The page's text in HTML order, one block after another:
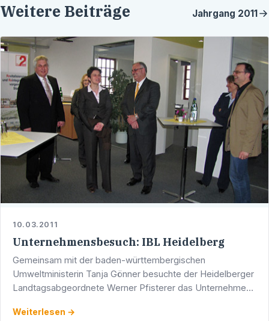
Weitere Beiträge Jahrgang 2011
10.03.2011
Unternehmensbesuch: IBL Heidelberg
Gemeinsam mit der baden-württembergischen
Umweltministerin Tanja Gönner besuchte der Heidelberger
Landtagsabgeordnete Werner Pfisterer das Unternehmen
Weiterlesen →